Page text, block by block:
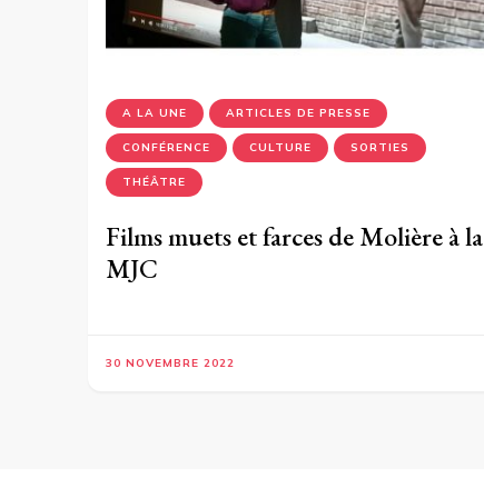
A LA UNE ARTICLES DE PRESSE
CONFÉRENCE CULTURE SORTIES
THÉÂTRE
Films muets et farces de Molière à la
MJC
30 NOVEMBRE 2022